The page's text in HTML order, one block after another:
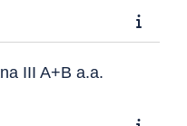
III A+B a.a.